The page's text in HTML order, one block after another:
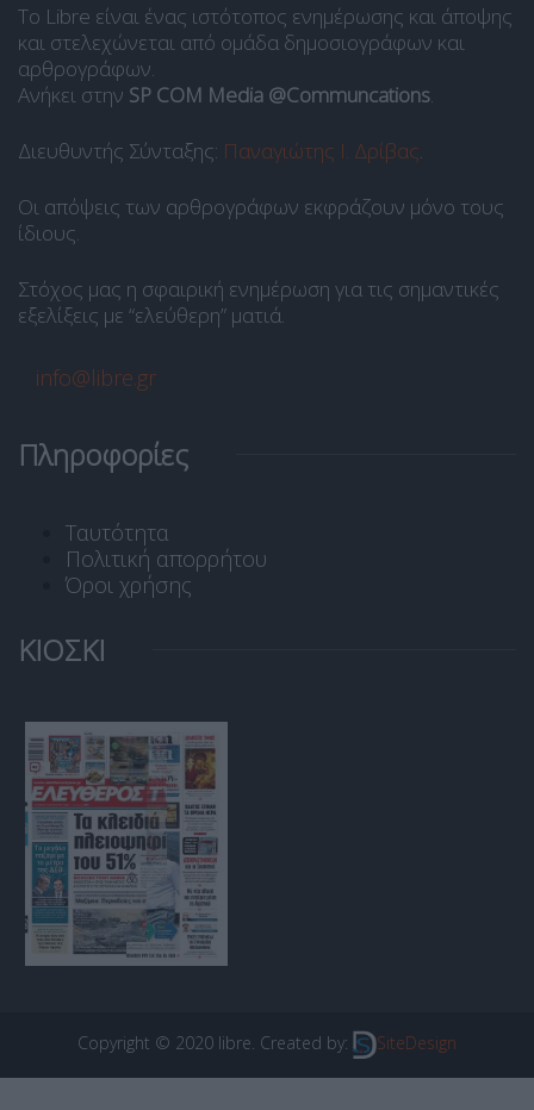
Το Libre είναι ένας ιστότοπος ενημέρωσης και άποψης
και στελεχώνεται από ομάδα δημοσιογράφων και
αρθρογράφων.
Ανήκει στην SP COM Media @Communcations.
Διευθυντής Σύνταξης: Παναγιώτης Ι. Δρίβας.
Οι απόψεις των αρθρογράφων εκφράζουν μόνο τους
ίδιους.
Στόχος μας η σφαιρική ενημέρωση για τις σημαντικές
εξελίξεις με “ελεύθερη” ματιά.
info@libre.gr
Πληροφορίες
Ταυτότητα
Πολιτική απορρήτου
Όροι χρήσης
ΚΙΟΣΚΙ
Copyright © 2020 libre. Created by: SiteDesign